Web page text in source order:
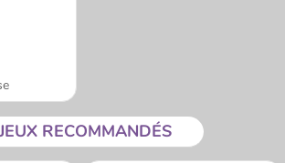
RECOMMANDÉS